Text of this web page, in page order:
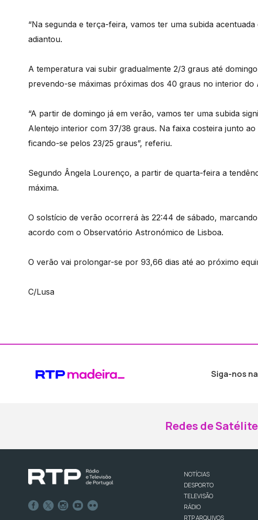
“Na segunda e terça-feira, vamos ter uma subida
adiantou.
A temperatura vai subir gradualmente 2/3 graus até
prevendo-se máximas próximas dos 40 graus no interior do
“A partir de domingo já em verão, vamos ter uma subida
Alentejo interior com 37/38 graus. Na faixa costeira junto
ficando-se pelos 23/25 graus”, referiu.
Segundo Ângela Lourenço, a partir de quarta-feira a
máxima.
O solstício de verão ocorrerá às 22:44 de sábado,
acordo com o Observatório Astronómico de Lisboa.
O verão vai prolongar-se por 93,66 dias até ao próximo
C/Lusa
Siga-nos
Redes de
NOTÍCIAS
DESPORTO
TELEVISÃO
RÁDIO
RTP ARQUIVOS